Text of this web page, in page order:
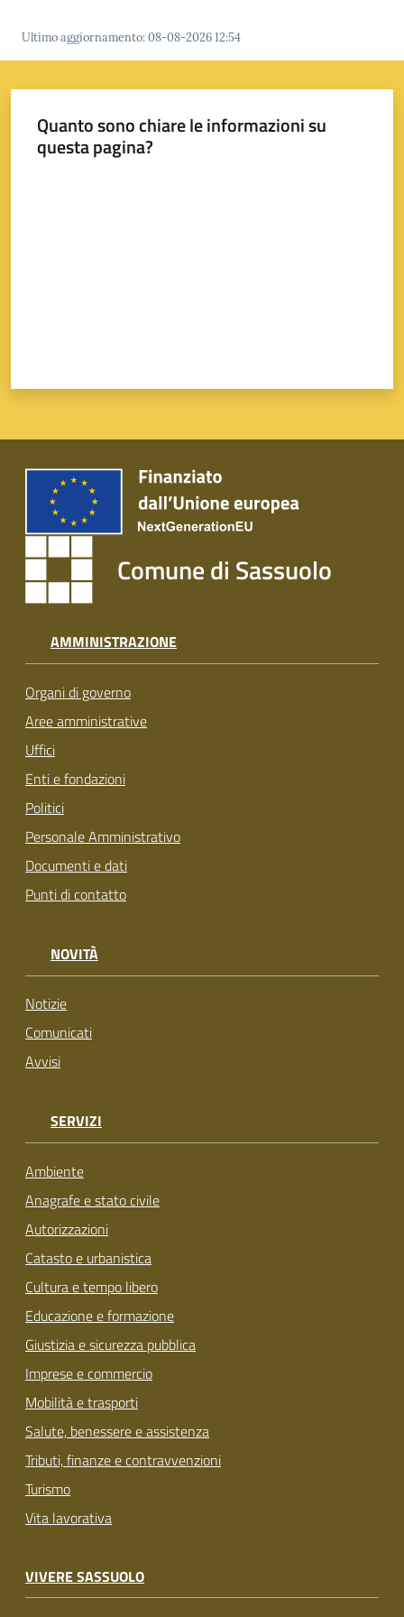
Ultimo aggiornamento:08-08-2026 12:54
Quanto sono chiare le informazioni su
questa pagina?
Comune di Sassuolo
AMMINISTRAZIONE
Organi di governo
Aree amministrative
Uffici
Enti e fondazioni
Politici
Personale Amministrativo
Documenti e dati
Punti di contatto
NOVITÀ
Notizie
Comunicati
Avvisi
SERVIZI
Ambiente
Anagrafe e stato civile
Autorizzazioni
Catasto e urbanistica
Cultura e tempo libero
Educazione e formazione
Giustizia e sicurezza pubblica
Imprese e commercio
Mobilità e trasporti
Salute, benessere e assistenza
Tributi, finanze e contravvenzioni
Turismo
Vita lavorativa
VIVERE SASSUOLO